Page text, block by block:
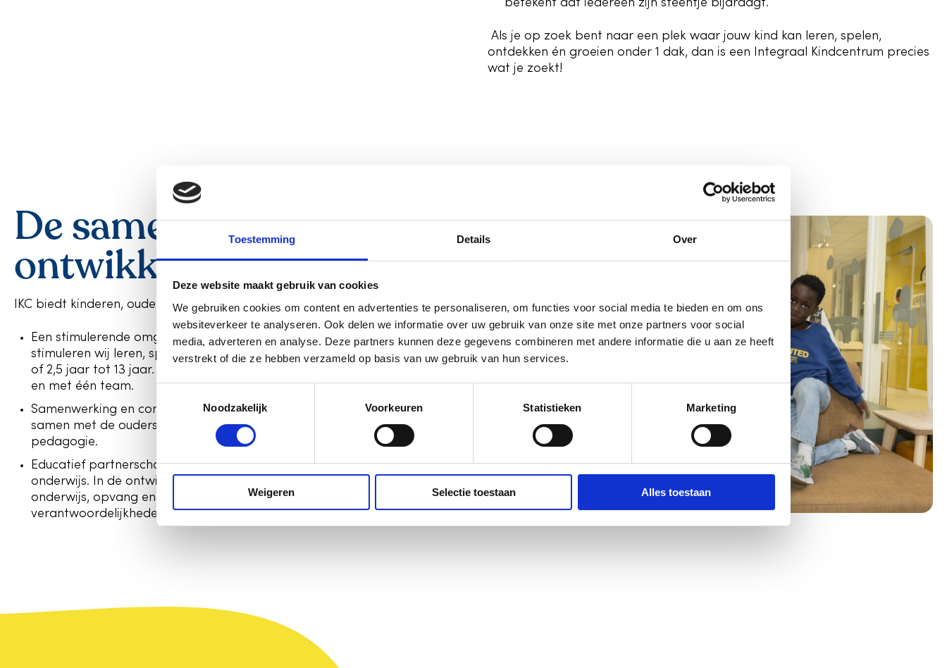
Toestemming Details Over
Deze website maakt gebruik van cookies
We gebruiken cookies om content en advertenties te personaliseren, om functies voor social media te bieden en om ons
websiteverkeer te analyseren. Ook delen we informatie over uw gebruik van onze site met onze partners voor social
media, adverteren en analyse. Deze partners kunnen deze gegevens combineren met andere informatie die u aan ze heeft
verstrekt of die ze hebben verzameld op basis van uw gebruik van hun services.
o
e
e
m
i
e
Noodzakelijk Voorkeuren Statistieken Marketing
Weigeren Selectie toestaan Alles toestaan
betekent dat iedereen zijn steentje bijdraagt.
Als je op zoek bent naar een plek waar jouw kind kan leren, spelen,
ontdekken én groeien onder 1 dak, dan is een Integraal Kindcentrum precies
wat je zoekt!
De samenwerking en
ontwikkeling
IKC biedt kinderen, ouders en medewerkers en partners:
Een stimulerende omgeving. In samenwerking met onze partners
stimuleren wij leren, spelen, ontdekken en ontwikkelen bij kinderen van 0
of 2,5 jaar tot 13 jaar. Opvang en onderwijs onder één regie, één beleid
en met één team.
Samenwerking en communicatie. We werken respectvol en gelijkwaardig
samen met de ouders en andere partners vanuit een gedeelde
pedagogie.
Educatief partnerschap. Wij betrekken ouders bij de opvang en het
onderwijs. In de ontwikkeling van ieder individueel kind hebben ouders,
onderwijs, opvang en kind ieder eigen en gedeelde
verantwoordelijkheden.